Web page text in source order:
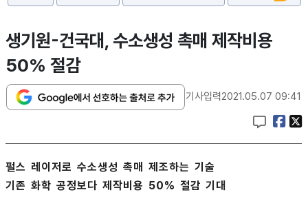
생기원-건국대, 수소생성 촉매 제작비용
50% 절감
기사입력2021.05.07 09:41
펄스 레이저로 수소생성 촉매 제조하는 기술
기존 화학 공정보다 제작비용 50% 절감 기대